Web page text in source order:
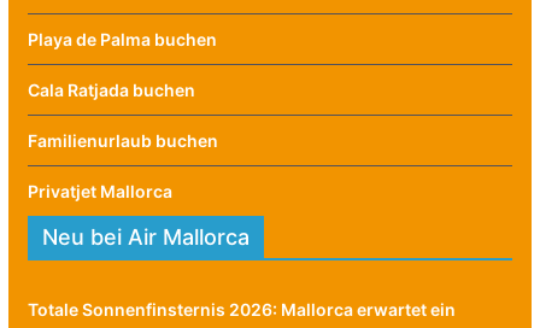
Playa de Palma buchen
Cala Ratjada buchen
Familienurlaub buchen
Privatjet Mallorca
Neu bei Air Mallorca
Totale Sonnenfinsternis 2026: Mallorca erwartet ein